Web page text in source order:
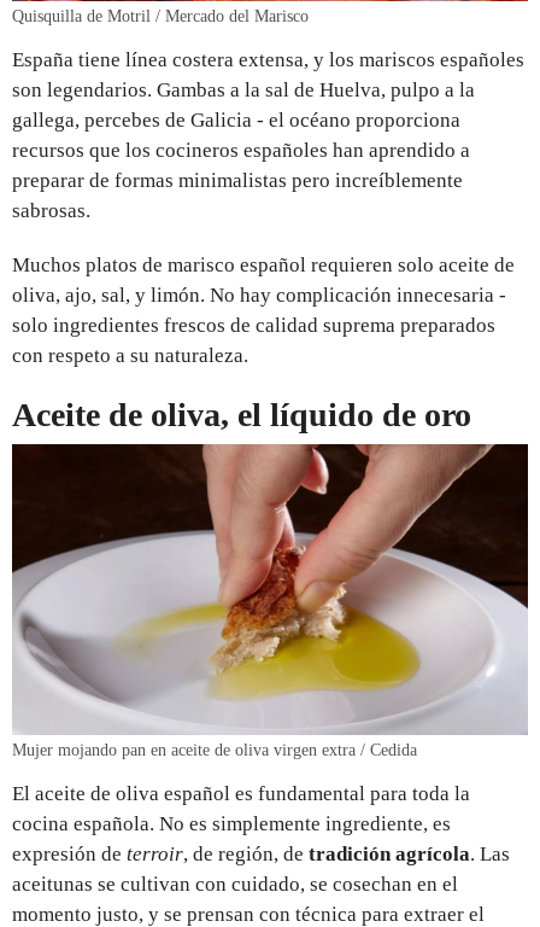
Quisquilla de Motril / Mercado del Marisco
España tiene línea costera extensa, y los mariscos españoles
son legendarios. Gambas a la sal de Huelva, pulpo a la
gallega, percebes de Galicia - el océano proporciona
recursos que los cocineros españoles han aprendido a
preparar de formas minimalistas pero increíblemente
sabrosas.
Muchos platos de marisco español requieren solo aceite de
oliva, ajo, sal, y limón. No hay complicación innecesaria -
solo ingredientes frescos de calidad suprema preparados
con respeto a su naturaleza.
Aceite de oliva, el líquido de oro
Mujer mojando pan en aceite de oliva virgen extra / Cedida
El aceite de oliva español es fundamental para toda la
cocina española. No es simplemente ingrediente, es
expresión de terroir, de región, de tradición agrícola. Las
aceitunas se cultivan con cuidado, se cosechan en el
momento justo, y se prensan con técnica para extraer el